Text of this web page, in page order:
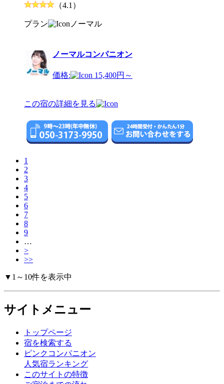
（4.1）
プラン ノーマル
ノーマルコンパニオン
価格: 15,400円～
この宿の詳細を見る
1
2
3
4
5
6
7
8
9
…
>
>>
▼1～10件を表示中
サイトメニュー
トップページ
宿を検索する
ピンクコンパニオン
人気宿ランキング
このサイトの特徴